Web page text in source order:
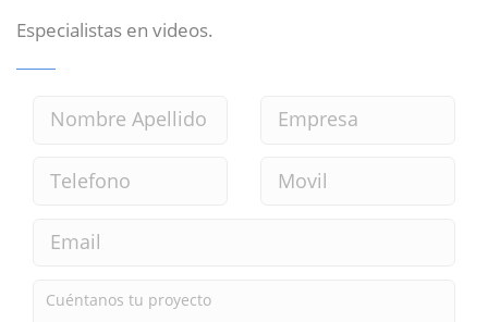
Especialistas en videos.